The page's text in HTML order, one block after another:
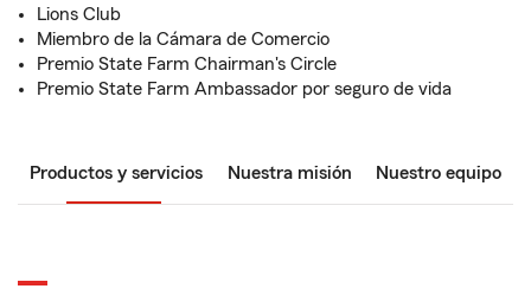
Lions Club
Miembro de la Cámara de Comercio
Premio State Farm Chairman's Circle
Premio State Farm Ambassador por seguro de vida
Productos y servicios Nuestra misión Nuestro equipo